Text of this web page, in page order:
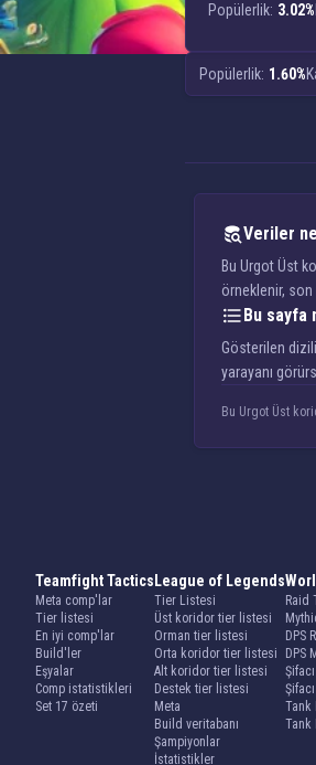
Popülerlik: 3.02%
Popülerlik: 1.60%
Veriler
Bu Urgot Üst
örneklenir,
Bu sayfa
Gösterilen
yarayanı
Bu Urgot Üst
Teamfight Tactics
Meta comp'lar
Tier listesi
En iyi comp'lar
Build'ler
Eşyalar
Comp istatistikleri
Set 17 özeti
League of Legends
Tier Listesi
Üst koridor tier listesi
Orman tier listesi
Orta koridor tier listesi
Alt koridor tier listesi
Destek tier listesi
Meta
Build veritabanı
Şampiyonlar
İstatistikler
Raid
DPS
DPS
Tank
Tank